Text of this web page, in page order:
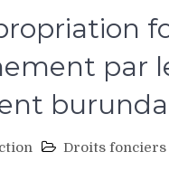
par
Droits fonciers